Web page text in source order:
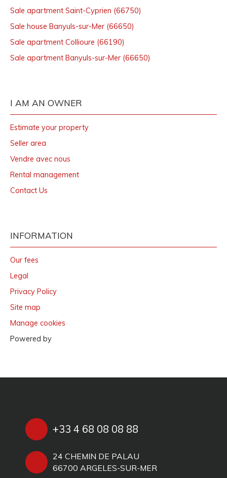
Sale apartment Saint-Cyprien (66750)
Sale house Banyuls-sur-Mer (66650)
Sale apartment Collioure (66190)
Sale apartment Banyuls-sur-Mer (66650)
I AM AN OWNER
Estimate your property
Seller area
Vendre avec nous
Rental management
Contact Us
INFORMATION
Our fees
Legal
Privacy Policy
Site map
Manage cookies
Powered by
+33 4 68 08 08 88
24 CHEMIN DE PALAU
66700 ARGELES-SUR-MER